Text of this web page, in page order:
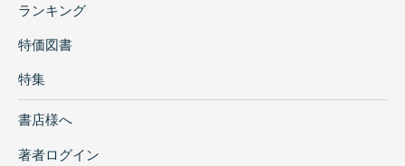
ランキング
特価図書
特集
書店様へ
著者ログイン